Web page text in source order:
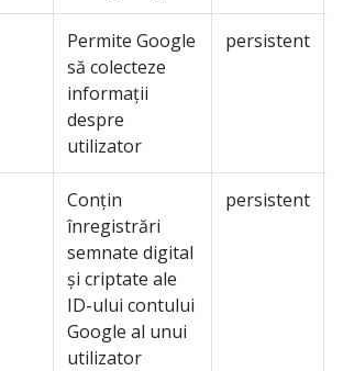
Permite Google
să colecteze
informații
despre
utilizator
persistent
Conțin
înregistrări
semnate digital
și criptate ale
ID-ului contului
Google al unui
utilizator
persistent